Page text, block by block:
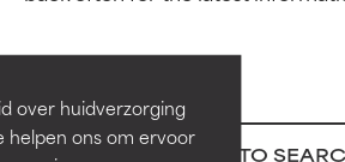
over huidverzorging
helpen ons om ervoor
BACK TO
Bewezen en
onafhankelijk onderzoek.
Uitstekend actief
Bewezen en
onafhankelijk onderzoek.
Uitstekend actief